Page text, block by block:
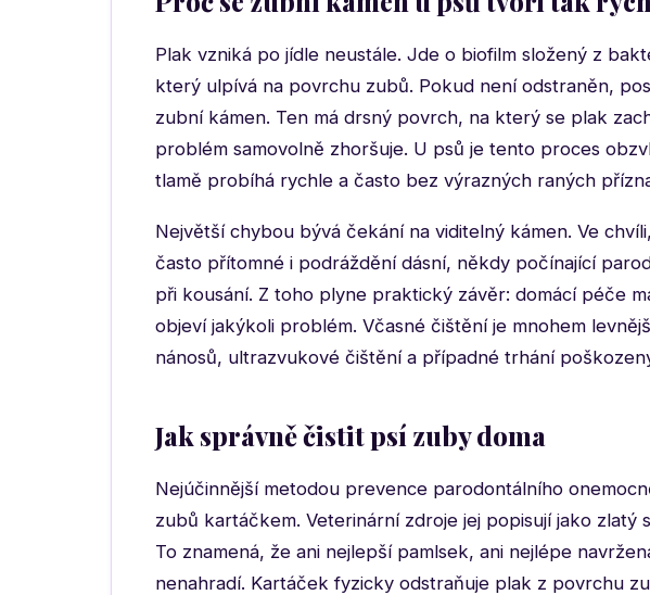
Plak vzniká po jídle neustále. Jde o biofilm složený z
který ulpívá na povrchu zubů. Pokud není odstraněn,
zubní kámen. Ten má drsný povrch, na který se plak
problém samovolně zhoršuje. U psů je tento proces
tlamě probíhá rychle a často bez výrazných raných
Největší chybou bývá čekání na viditelný kámen. Ve
často přítomné i podráždění dásní, někdy počínající
při kousání. Z toho plyne praktický závěr: domácí péče
objeví jakýkoli problém. Včasné čištění je mnohem
nánosů, ultrazvukové čištění a případné trhání
Jak správně čistit psí zuby doma
Nejúčinnější metodou prevence parodontálního
zubů kartáčkem. Veterinární zdroje jej popisují jako zlatý
To znamená, že ani nejlepší pamlsek, ani nejlépe
nenahradí. Kartáček fyzicky odstraňuje plak z povrchu